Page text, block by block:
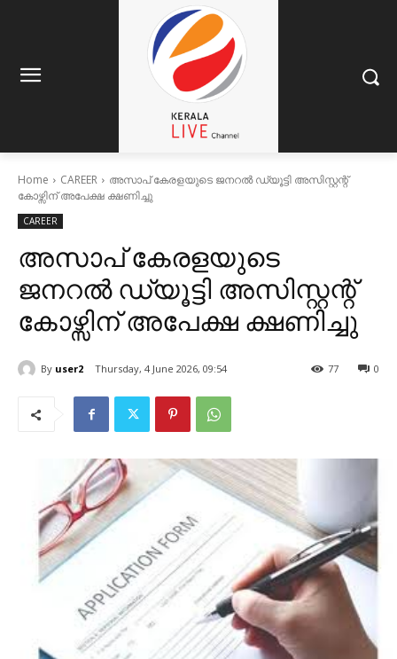
Home CAREER
അസാപ് കേരളയുടെ ജനറൽ ഡ്യൂട്ടി അസിസ്റ്റന്റ്
കോഴ്സിന് അപേക്ഷ ക്ഷണിച്ചു
CAREER
അസാപ് കേരളയുടെ
ജനറൽ ഡ്യൂട്ടി അസിസ്റ്റന്റ്
കോഴ്സിന് അപേക്ഷ ക്ഷണിച്ചു
By user2 Thursday, 4 June 2026, 09:54 0
77